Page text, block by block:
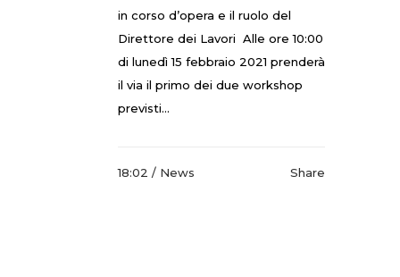
in corso d’opera e il ruolo del
Direttore dei Lavori Alle ore 10:00
di lunedì 15 febbraio 2021 prenderà
il via il primo dei due workshop
previsti...
18:02 / News Share